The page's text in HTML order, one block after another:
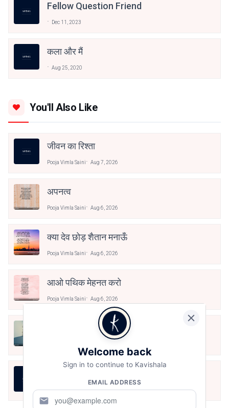
Fellow Question Friend
Dec 11, 2023
कला और मैं
Aug 25, 2020
You'll Also Like
जीवन का रिश्ता
Pooja Vimla Saini Aug 7, 2026
अपनत्व
Pooja Vimla Saini Aug 6, 2026
क्या देव छोड़ शैतान मनाऊँ
Pooja Vimla Saini Aug 6, 2026
आओ पथिक मेहनत करो
Pooja Vimla Saini Aug 6, 2026
मैं पूजा का फूल हूँ
Pooja Vimla Saini Aug 6, 2026
Welcome back
Sign in to continue to Kavishala
EMAIL ADDRESS
mail